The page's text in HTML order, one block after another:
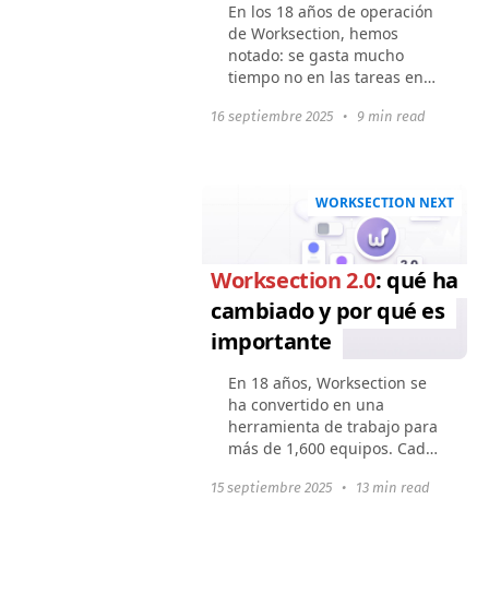
En los 18 años de operación
de Worksection, hemos
notado: se gasta mucho
tiempo no en las tareas en
las rodean. Encontrar la
16 septiembre 2025 • 9 min read
WORKSECTION NEXT
Worksection 2.0: qué ha
cambiado y por qué es
importante
En 18 años, Worksection se
ha convertido en una
herramienta de trabajo para
más de 1,600 equipos. Cada
tareas y proyectos, hacer un
15 septiembre 2025 • 13 min read